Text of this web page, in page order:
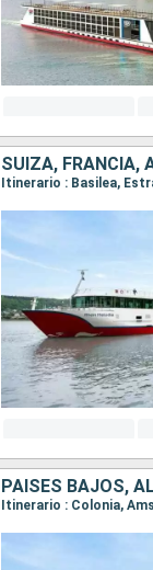
SUIZA, FRANCIA,
PAISES BAJOS,